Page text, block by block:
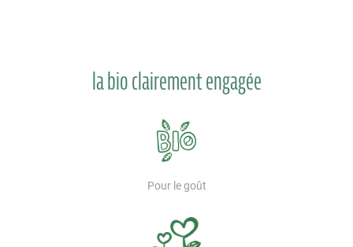
la bio clairement engagée
Pour le goût